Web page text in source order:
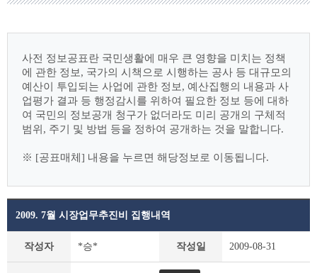
사전 정보공표란 국민생활에 매우 큰 영향을 미치는 정책
에 관한 정보, 국가의 시책으로 시행하는 공사 등 대규모의
예산이 투입되는 사업에 관한 정보, 예산집행의 내용과 사
업평가 결과 등 행정감시를 위하여 필요한 정보 등에 대하
여 국민의 정보공개 청구가 없더라도 미리
공개의 구체적
범위, 주기 및 방법 등을 정하여 공개하는 것을 말합니다.
※ [공표매체] 내용을 누르면 해당정보로 이동됩니다.
2009. 7월 시장업무추진비 집행내역
작성자 *승* 작성일 2009-08-31